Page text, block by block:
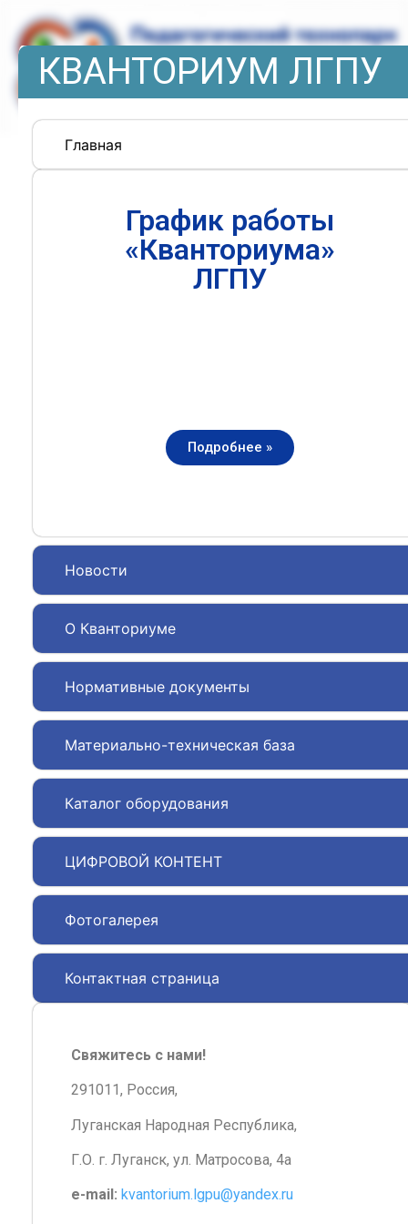
КВАНТОРИУМ ЛГПУ
Главная
Новости
О Кванториуме
Нормативные документы
Материально-техническая база
Каталог оборудования
ЦИФРОВОЙ КОНТЕНТ
Фотогалерея
Контактная страница
График работы
«Кванториума»
ЛГПУ
Подробнее »
Свяжитесь с нами!
291011, Россия,
Луганская Народная Республика,
Г.О. г. Луганск, ул. Матросова, 4а
e-mail: kvantorium.lgpu@yandex.ru